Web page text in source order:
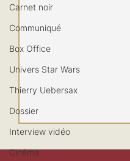
Carnet noir
Communiqué
Box Office
Univers Star Wars
Thierry Uebersax
Dossier
Interview vidéo
Cinéma